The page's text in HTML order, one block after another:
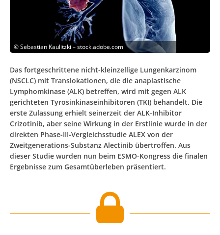
©Sebastian Kaulitzki – stock.adobe.com
Das fortgeschrittene nicht-kleinzellige Lungenkarzinom
(NSCLC) mit Translokationen, die die anaplastische
Lymphomkinase (ALK) betreffen, wird mit gegen ALK
gerichteten Tyrosinkinaseinhibitoren (TKI) behandelt. Die
erste Zulassung erhielt seinerzeit der ALK-Inhibitor
Crizotinib, aber seine Wirkung in der Erstlinie wurde in der
direkten Phase-III-Vergleichsstudie ALEX von der
Zweitgenerations-Substanz Alectinib übertroffen. Aus
dieser Studie wurden nun beim ESMO-Kongress die finalen
Ergebnisse zum Gesamtüberleben präsentiert.